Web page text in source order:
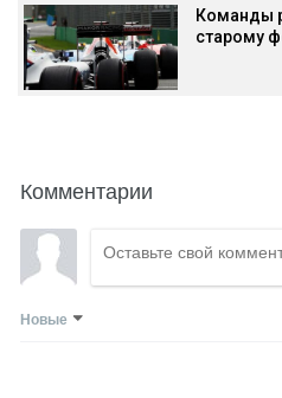
Команды
старому
Комментарии
Новые